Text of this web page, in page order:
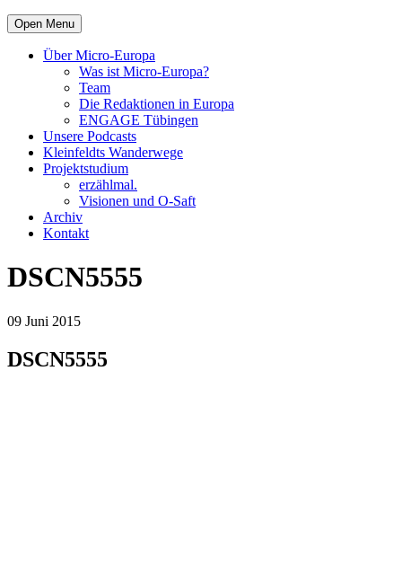
Open Menu
Über Micro-Europa
Was ist Micro-Europa?
Team
Die Redaktionen in Europa
ENGAGE Tübingen
Unsere Podcasts
Kleinfeldts Wanderwege
Projektstudium
erzählmal.
Visionen und O-Saft
Archiv
Kontakt
DSCN5555
09 Juni 2015
DSCN5555